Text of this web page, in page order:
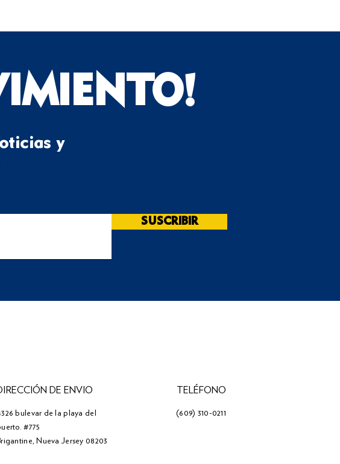
y
SUSCRIBIR
DE ENVIO
bulevar de la playa del
#775
Nueva Jersey 08203
TELÉFONO
(609) 310-0211